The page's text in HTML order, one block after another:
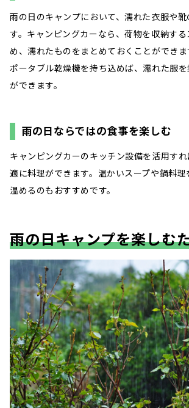
雨の日のキャンプにおいて、濡れた衣服や
す。キャンピングカーなら、荷物を収納する
め、濡れたものをまとめておくことができ
ポータブル乾燥機を持ち込めば、濡れた服
ができます。
雨の日ならではの食事を楽しむ
キャンピングカーのキッチン設備を活用す
適に料理ができます。温かいスープや鍋料理
温めるのもおすすめです。
雨の日キャンプを楽しむ